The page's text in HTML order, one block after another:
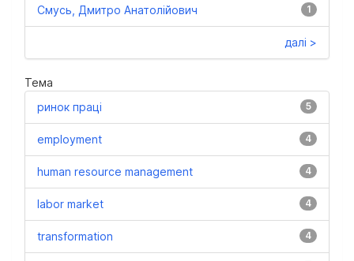
1
Смусь, Дмитро Анатолійович
далі >
Тема
5
ринок праці
4
employment
4
human resource management
4
labor market
4
transformation